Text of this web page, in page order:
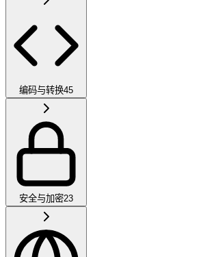
编码与转换45
安全与加密23